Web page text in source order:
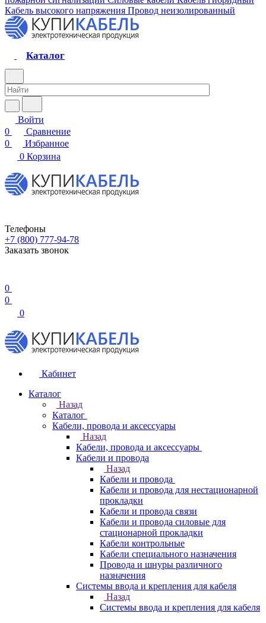
Кабель высокого напряжения Провод неизолированный
Каталог
Войти
0
Сравнение
0
Избранное
0 Корзина
Телефоны
+7 (800) 777-94-78
Заказать звонок
0
0
0
Кабинет
Каталог
Назад
Каталог
Кабели, провода и аксессуары
Назад
Кабели, провода и аксессуары
Кабели и провода
Назад
Кабели и провода
Кабели и провода для нестационарной
прокладки
Кабели и провода связи
Кабели и провода силовые для
стационарной прокладки
Кабели контрольные
Кабели специального назначения
Провода и шнуры различного
назначения
Системы ввода и крепления для кабеля
Назад
Системы ввода и крепления для кабеля